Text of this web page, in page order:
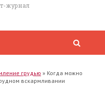
журнал
грудью » Когда можно
вскармливании